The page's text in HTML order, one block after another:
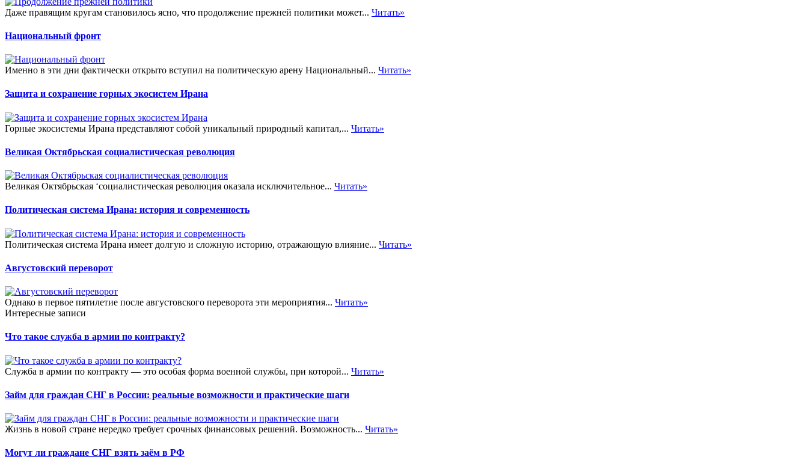
Даже правящим кругам становилось ясно, что продолжение прежней политики может... Читать»
Национальный фронт
Именно в эти дни фактически открыто вступил на политическую арену Национальный... Читать»
Защита и сохранение горных экосистем Ирана
Горные экосистемы Ирана представляют собой уникальный природный капитал,... Читать»
Великая Октябрьская социалистическая революция
Великая Октябрьская ‘социалистическая революция оказала исключительное... Читать»
Политическая система Ирана: история и современность
Политическая система Ирана имеет долгую и сложную историю, отражающую влияние... Читать»
Августовский переворот
Однако в первое пятилетие после августовского переворота эти мероприятия... Читать»
Интересные записи
Что такое служба в армии по контракту?
Служба в армии по контракту — это особая форма военной службы, при которой... Читать»
Займ для граждан СНГ в России: реальные возможности и практические шаги
Жизнь в новой стране нередко требует срочных финансовых решений. Возможность... Читать»
Могут ли граждане СНГ взять заём в РФ